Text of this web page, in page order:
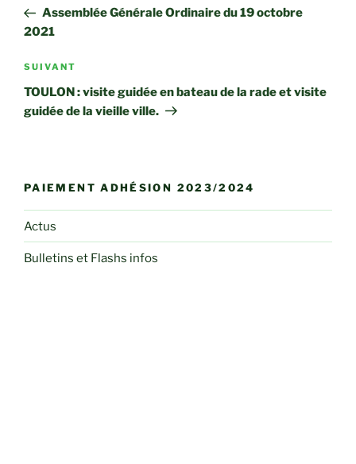
l’article
précédent
Assemblée Générale Ordinaire du 19 octobre
2021
Article
suivant
SUIVANT
TOULON : visite guidée en bateau de la rade et visite
guidée de la vieille ville.
PAIEMENT ADHÉSION 2023/2024
Actus
Bulletins et Flashs infos